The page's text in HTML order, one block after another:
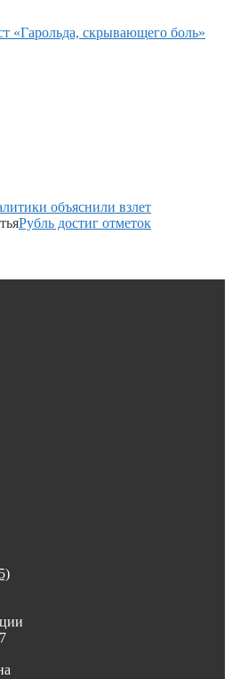
«Гарольда, скрывающего боль»
объяснили взлет
Рубль достиг отметок